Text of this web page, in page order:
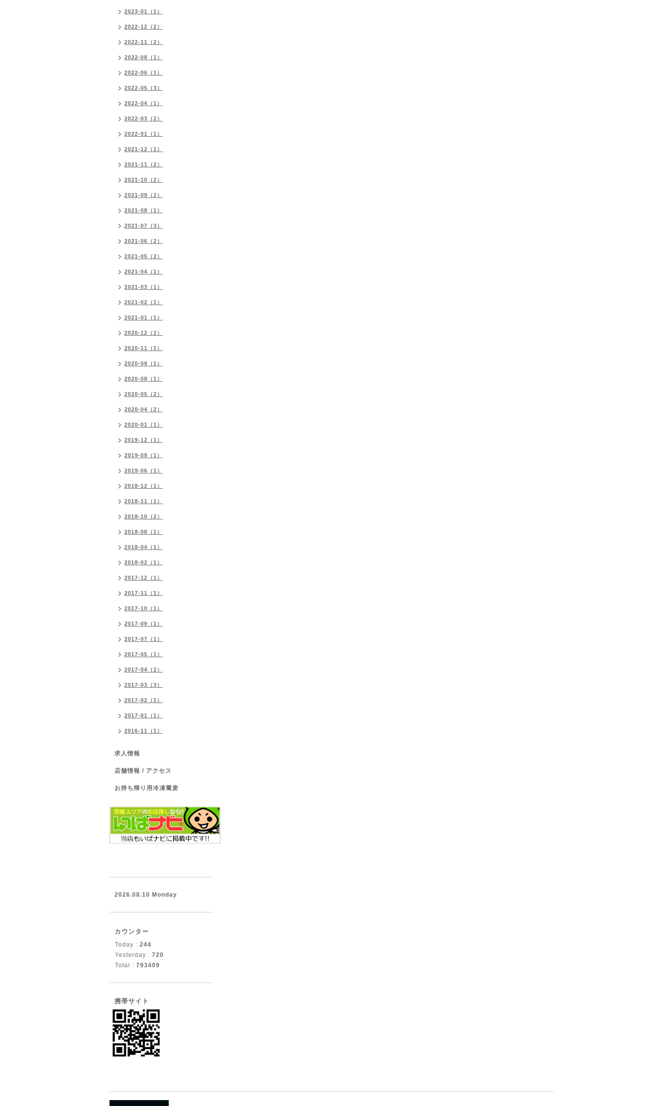
2023-01（1）
2022-12（2）
2022-11（2）
2022-08（1）
2022-06（1）
2022-05（3）
2022-04（1）
2022-03（2）
2022-01（1）
2021-12（1）
2021-11（2）
2021-10（2）
2021-09（2）
2021-08（1）
2021-07（3）
2021-06（2）
2021-05（2）
2021-04（1）
2021-03（1）
2021-02（1）
2021-01（1）
2020-12（2）
2020-11（1）
2020-09（1）
2020-08（1）
2020-05（2）
2020-04（2）
2020-01（1）
2019-12（1）
2019-09（1）
2019-06（1）
2018-12（1）
2018-11（1）
2018-10（2）
2018-08（1）
2018-04（1）
2018-02（1）
2017-12（1）
2017-11（1）
2017-10（1）
2017-09（1）
2017-07（1）
2017-05（1）
2017-04（2）
2017-03（3）
2017-02（1）
2017-01（1）
2016-11（1）
求人情報
店舗情報 / アクセス
お持ち帰り用冷凍蕎麦
2026.08.10 Monday
カウンター
Today : 244
Yesterday : 720
Total : 793409
携帯サイト